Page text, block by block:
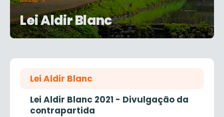
Lei Aldir Blanc
Lei Aldir Blanc
Lei Aldir Blanc 2021 - Divulgação da
contrapartida